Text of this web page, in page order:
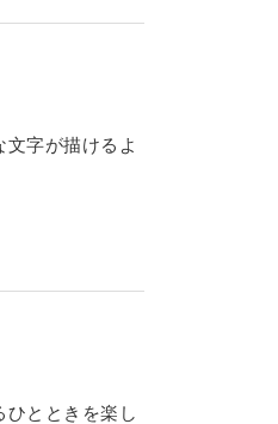
字が描けるよ
ひとときを楽し